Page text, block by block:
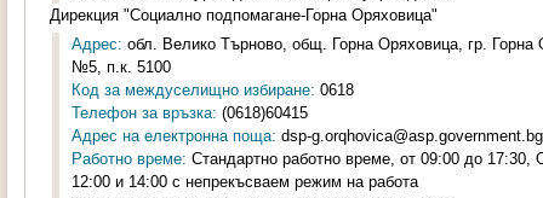
Дирекция "Социално подпомагане-Горна Оряховица"
Адрес: обл. Велико Търново, общ. Горна Оряховица, гр.
№5, п.к. 5100
Код за междуселищно избиране: 0618
Телефон за връзка: (0618)60415
Адрес на електронна поща: dsp-g.orqhovica@asp.government.bg
Работно време: Стандартно работно време, от 09:00 до
12:00 и 14:00 с непрекъсваем режим на работа